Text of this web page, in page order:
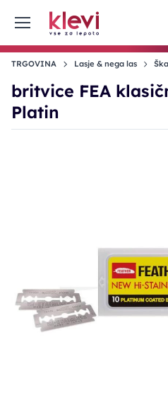
TRGOVINA Lasje & nega las
britvice FEA
Platin